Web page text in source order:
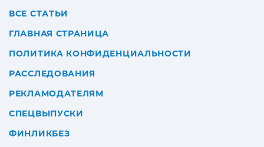
ВСЕ СТАТЬИ
ГЛАВНАЯ СТРАНИЦА
ПОЛИТИКА КОНФИДЕНЦИАЛЬНОСТИ
РАССЛЕДОВАНИЯ
РЕКЛАМОДАТЕЛЯМ
СПЕЦВЫПУСКИ
ФИНЛИКБЕЗ